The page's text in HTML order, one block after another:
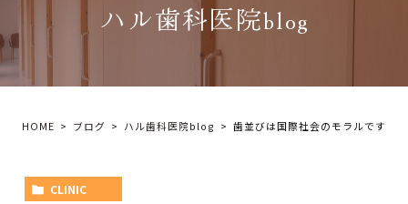
ハル歯科医院blog
HOME ブログ ハル歯科医院blog 歯並びは国際社会のモラルです
CLINIC